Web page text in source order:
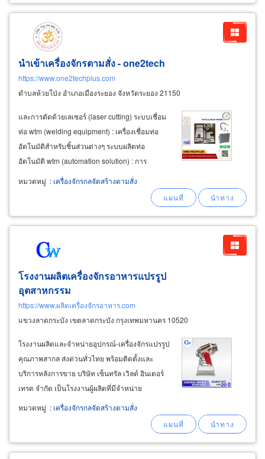
นำเข้าเครื่องจักรตามสั่ง - one2tech
https://www.one2techplus.com
ตำบลห้วยโป่ง อำเภอเมืองระยอง จังหวัดระยอง 21150
และการตัดด้วยเลเซอร์ (laser cutting) ระบบเชื่อม
ท่อ wtm (welding equipment) : เครื่องเชื่อมท่อ
อัตโนมัติสำหรับชิ้นส่วนต่างๆ ระบบผลิตท่อ
อัตโนมัติ wtm (automation solution) : การ
ออกแบบสายการผลิตอัตโนมัติสำหรับผลิตท่อไอเสีย
รถยนต์ (muffler) และท่อในระบบปรับอากาศ (air
หมวดหมู่ : เครื่องจักรกลจัดสร้างตามสั่ง
โรงงานผลิตเครื่องจักรอาหารแปรรูป
อุตสาหกรรม
https://www.ผลิตเครื่องจักรอาหาร.com
แขวงลาดกระบัง เขตลาดกระบัง กรุงเทพมหานคร 10520
โรงงานผลิตและจำหน่ายอุปกรณ์-เครื่องจักรแปรรูป
คุณภาพสากล ส่งด่วนทั่วไทย พร้อมติดตั้งและ
บริการหลังการขาย บริษัท เซ็นทรัล เวิลด์ อินเตอร์
เทรด จำกัด เป็นโรงงานผู้ผลิตที่มีจำหน่าย
เครื่องจักรเพื่อใช้ในการแปรรูปอาหาร ผลไม้ ธัญพืช
ยา เครื่องสำอาง รวมถึงการใช้ในงานทำสี-ซ่อมสี
หมวดหมู่ : เครื่องจักรกลจัดสร้างตามสั่ง